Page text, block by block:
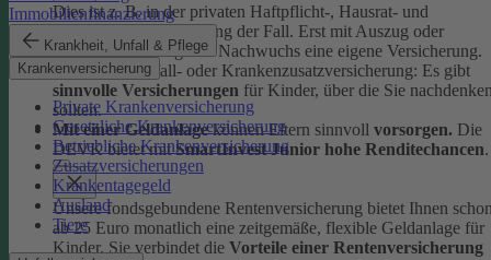
Immobilienfinanzierung
Krankheit, Unfall & Pflege
Krankenversicherung
Private Krankenversicherung
Gesetzliche Krankenversicherung
Betriebliche Krankenversicherung
Zusatzversicherungen
Krankentagegeld
Ausland
Tiere
Dies ist z. B. in der privaten Haftpflicht-, Hausrat- und
Rechtsschutzversicherung der Fall. Erst mit Auszug oder
Berufsstart benötigt der Nachwuchs eine eigene Versicherung.
Ob Kinder-Unfall- oder Krankenzusatzversicherung: Es gibt
sinnvolle Versicherungen für Kinder, über die Sie
sollten.
Mit einer Geldanlagekönnen Eltern sinnvoll vorsorgen. Die
DEVK bietet mitSmartInvest Junior hohe Renditechancen.
Unsere fondsgebundene Rentenversicherung bietet Ihnen
ab 25 Euro monatlich eine zeitgemäße, flexible Geldanlage für
Kinder. Sie verbindet die Vorteile einer Rentenversicherung